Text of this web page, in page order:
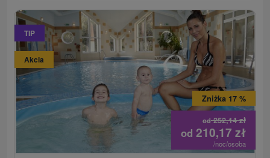
TIP
Akcia
od252,14zł
Zniżka 17 %
od 210,17 zł
/noc/osoba